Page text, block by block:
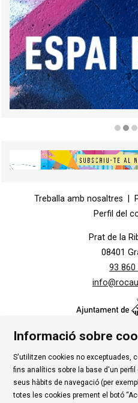
Treballa amb nosaltres
Perfil del
Prat de la
08401
93 860
Contacte | Instància
Ús de Cookies
| Política de
Condicions
Informació sobre
S'utilitzen cookies no exceptuades,
fins analítics sobre la base d'un
seus hàbits de navegació (per
totes les cookies prement el botó